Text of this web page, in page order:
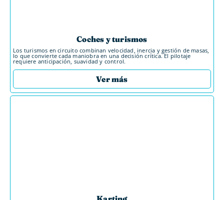
Coches y turismos
Los turismos en circuito combinan velocidad, inercia y gestión de masas,
lo que convierte cada maniobra en una decisión crítica. El pilotaje
requiere anticipación, suavidad y control.
Ver más